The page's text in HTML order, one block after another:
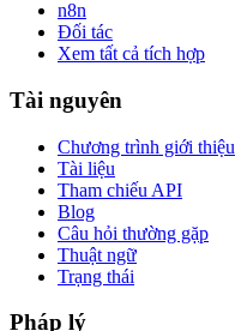
n8n
Đối tác
Xem tất cả tích hợp
Tài nguyên
Chương trình giới thiệu
Tài liệu
Tham chiếu API
Blog
Câu hỏi thường gặp
Thuật ngữ
Trạng thái
Pháp lý